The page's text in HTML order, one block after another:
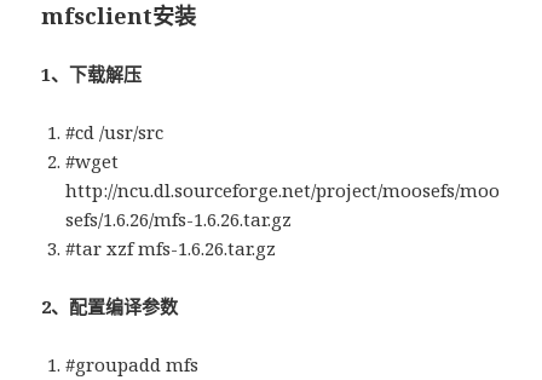
mfsclient安装
1、下载解压
#cd /usr/src
#wget
http://ncu.dl.sourceforge.net/project/moosefs/moo
sefs/1.6.26/mfs-1.6.26.tar.gz
#tar xzf mfs-1.6.26.tar.gz
2、配置编译参数
#groupadd mfs